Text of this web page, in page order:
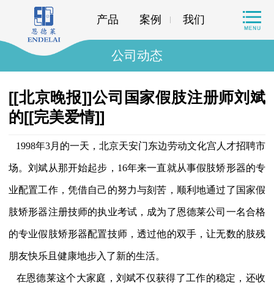
产品 案例 我们
公司动态
[[北京晚报]]公司国家假肢注册师刘斌
的[[完美爱情]]
1998年3月的一天，北京天安门东边劳动文化宫人才招聘市
场。刘斌从那开始起步，16年来一直就从事假肢矫形器的专
业配置工作，凭借自己的努力与刻苦，顺利地通过了国家假
肢矫形器注册技师的执业考试，成为了恩德莱公司一名合格
的专业假肢矫形器配置技师，透过他的双手，让无数的肢残
朋友快乐且健康地步入了新的生活。
在恩德莱这个大家庭，刘斌不仅获得了工作的稳定，还收